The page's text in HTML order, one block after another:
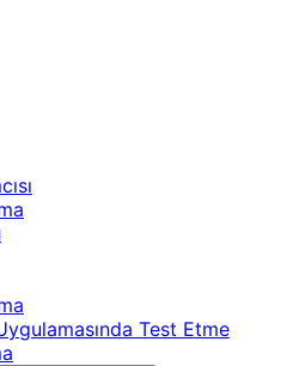
Test Etme